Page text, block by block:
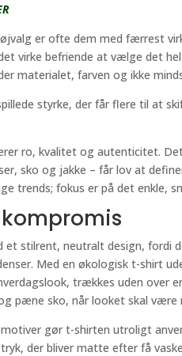
er ofte dem med færrest
virke befriende at vælge det
materialet, farven og ikke
styrke, der får flere til at
ro, kvalitet og autenticitet.
sko og jakke – får lov at
trends; fokus er på det enkle,
stilrent, neutralt design, fordi
Med en økologisk t-shirt
trækkes uden over
pæne sko, når looket skal være
gør t-shirten utroligt
der bliver matte efter få